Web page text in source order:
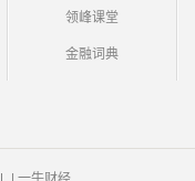
领峰课堂
金融词典